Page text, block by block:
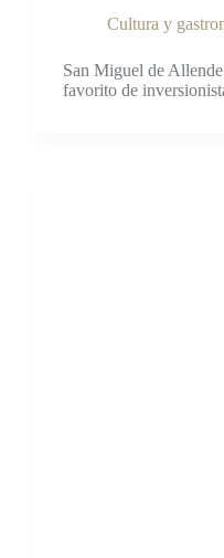
Cultura y
San Miguel de
favorito de